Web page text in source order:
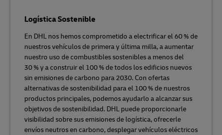
Logística Sostenible
En DHL nos hemos comprometido a electrificar el 60 % de
nuestros vehículos de primera y última milla, a aumentar
nuestro uso de combustibles sostenibles a menos del
30 % y a construir el 100 % de todos los edificios nuevos
sin emisiones de carbono para 2030. Con ofertas
alternativas de sostenibilidad para el 100 % de nuestros
productos principales, podemos ayudarlo a alcanzar sus
objetivos de sostenibilidad. DHL puede proporcionarle
visibilidad sobre sus emisiones de logística, ofrecerle
envíos neutros en carbono, desplegar vehículos eléctricos